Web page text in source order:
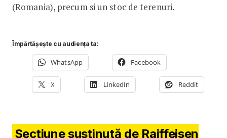
(Romania), precum si un stoc de terenuri.
Împărtășește cu audiența ta:
WhatsApp Facebook
X LinkedIn Reddit
Secțiune susținută de Raiffeisen